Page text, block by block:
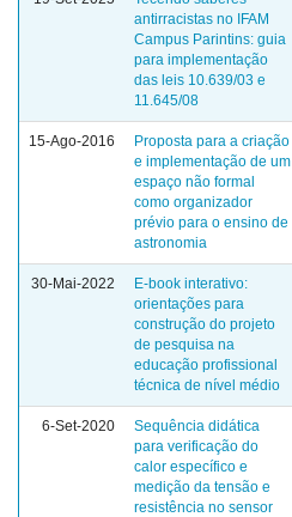
antirracistas no IFAM
Campus Parintins: guia
para implementação
das leis 10.639/03 e
11.645/08
15-Ago-2016
Proposta para a criação
e implementação de um
espaço não formal
como organizador
prévio para o ensino de
astronomia
30-Mai-2022
E-book interativo:
orientações para
construção do projeto
de pesquisa na
educação profissional
técnica de nível médio
6-Set-2020
Sequência didática
para verificação do
calor específico e
medição da tensão e
resistência no sensor